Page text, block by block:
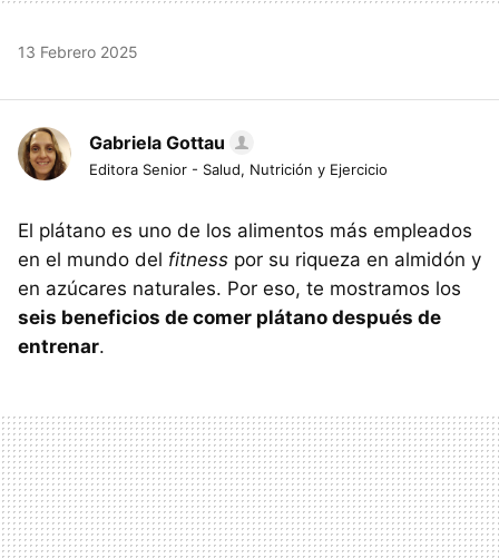
13 Febrero 2025
Gabriela Gottau
Editora Senior - Salud, Nutrición y Ejercicio
El plátano es uno de los alimentos más empleados
en el mundo del fitness por su riqueza en almidón y
en azúcares naturales. Por eso, te mostramos los
seis beneficios de comer plátano después de
entrenar.